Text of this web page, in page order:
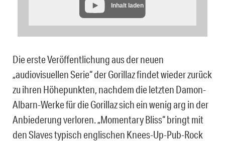
Inhalt laden
Die erste Veröffentlichung aus der neuen
„audiovisuellen Serie“ der Gorillaz findet wieder zurück
zu ihren Höhepunkten, nachdem die letzten Damon-
Albarn-Werke für die Gorillaz sich ein wenig arg in der
Anbiederung verloren. „Momentary Bliss“ bringt mit
den Slaves typisch englischen Knees-Up-Pub-Rock